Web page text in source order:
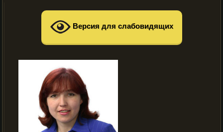
Версия для слабовидящих